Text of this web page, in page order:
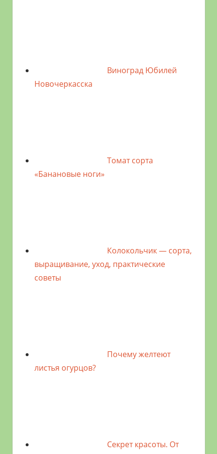
Виноград Юбилей
Новочеркасска
Томат сорта
«Банановые ноги»
Колокольчик — сорта,
выращивание, уход, практические
советы
Почему желтеют
листья огурцов?
Секрет красоты. От